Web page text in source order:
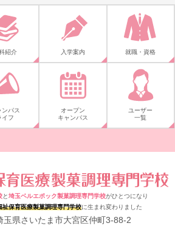
紹介 入学案内 就職・資格
ンパス
イフ
オープン
キャンパス
ユーザー
一覧
と埼玉ベルエポック製菓調理専門学校がひとつになり
祉保育医療製菓調理専門学校に生まれ変わりました
玉県さいたま市大宮区仲町3-88-2